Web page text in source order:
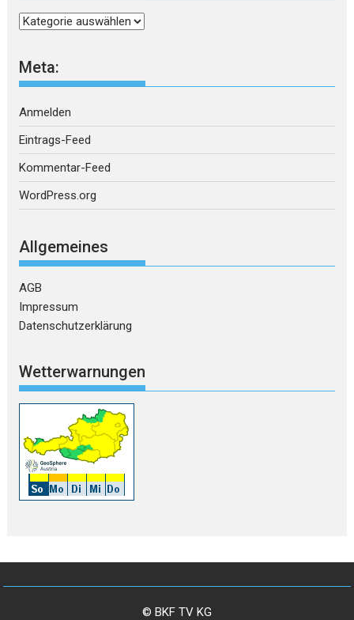
Kategorien
Meta:
Anmelden
Eintrags-Feed
Kommentar-Feed
WordPress.org
Allgemeines
AGB
Impressum
Datenschutzerklärung
Wetterwarnungen
© BKF TV KG